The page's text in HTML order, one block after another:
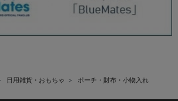
日用雑貨・おもちゃ
ポーチ・財布・小物入れ